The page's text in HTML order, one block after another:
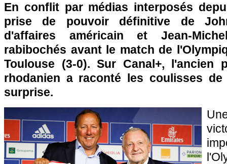
En conflit par médias interposés
prise de pouvoir définitive de
d'affaires américain et Jean-
rabibochés avant le match de
Toulouse (3-0). Sur Canal+, l'ancien
rhodanien a raconté les coulisses
surprise.